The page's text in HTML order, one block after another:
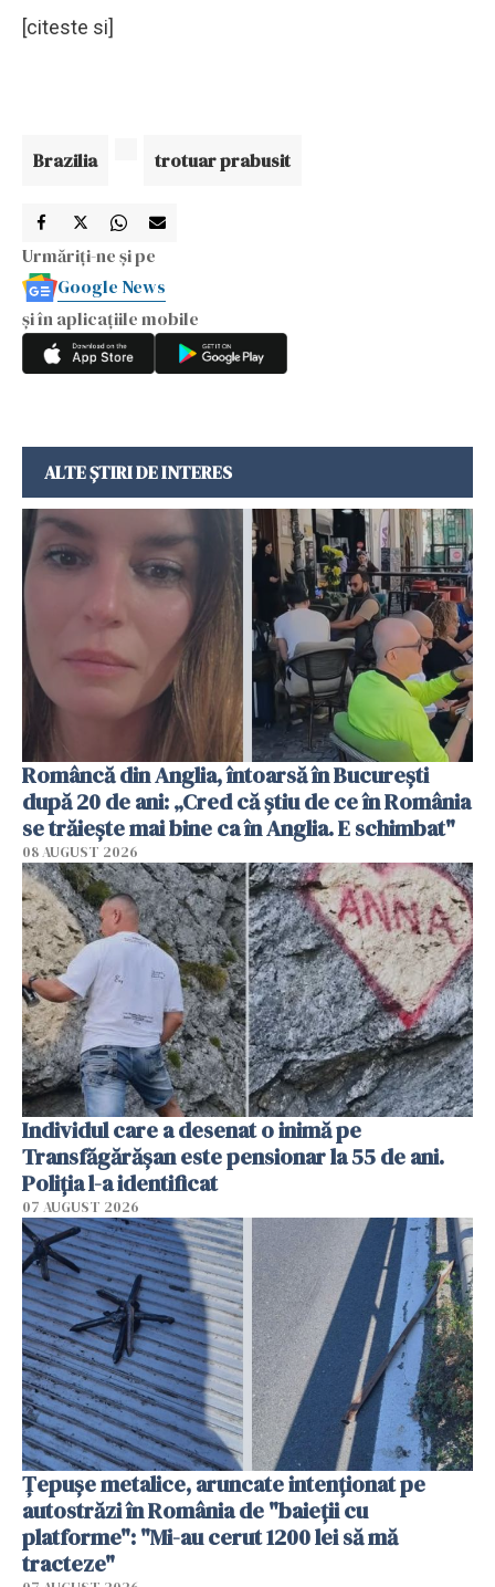
[citeste si]
Brazilia trotuar prabusit
Urmăriți-ne și pe
Google News
și în aplicațiile mobile
ALTE ȘTIRI DE INTERES
Româncă din Anglia, întoarsă în București
după 20 de ani: „Cred că știu de ce în România
se trăiește mai bine ca în Anglia. E schimbat"
08 AUGUST 2026
Individul care a desenat o inimă pe
Transfăgărășan este pensionar la 55 de ani.
Poliția l-a identificat
07 AUGUST 2026
Țepușe metalice, aruncate intenționat pe
autostrăzi în România de "baieții cu
platforme": "Mi-au cerut 1200 lei să mă
tracteze"